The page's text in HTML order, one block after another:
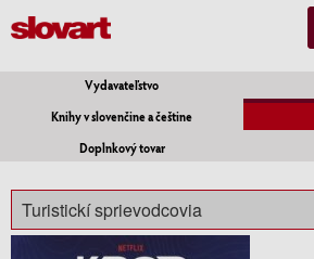
Vydavateľstvo
Knihy v slovenčine a češtine
Doplnkový tovar